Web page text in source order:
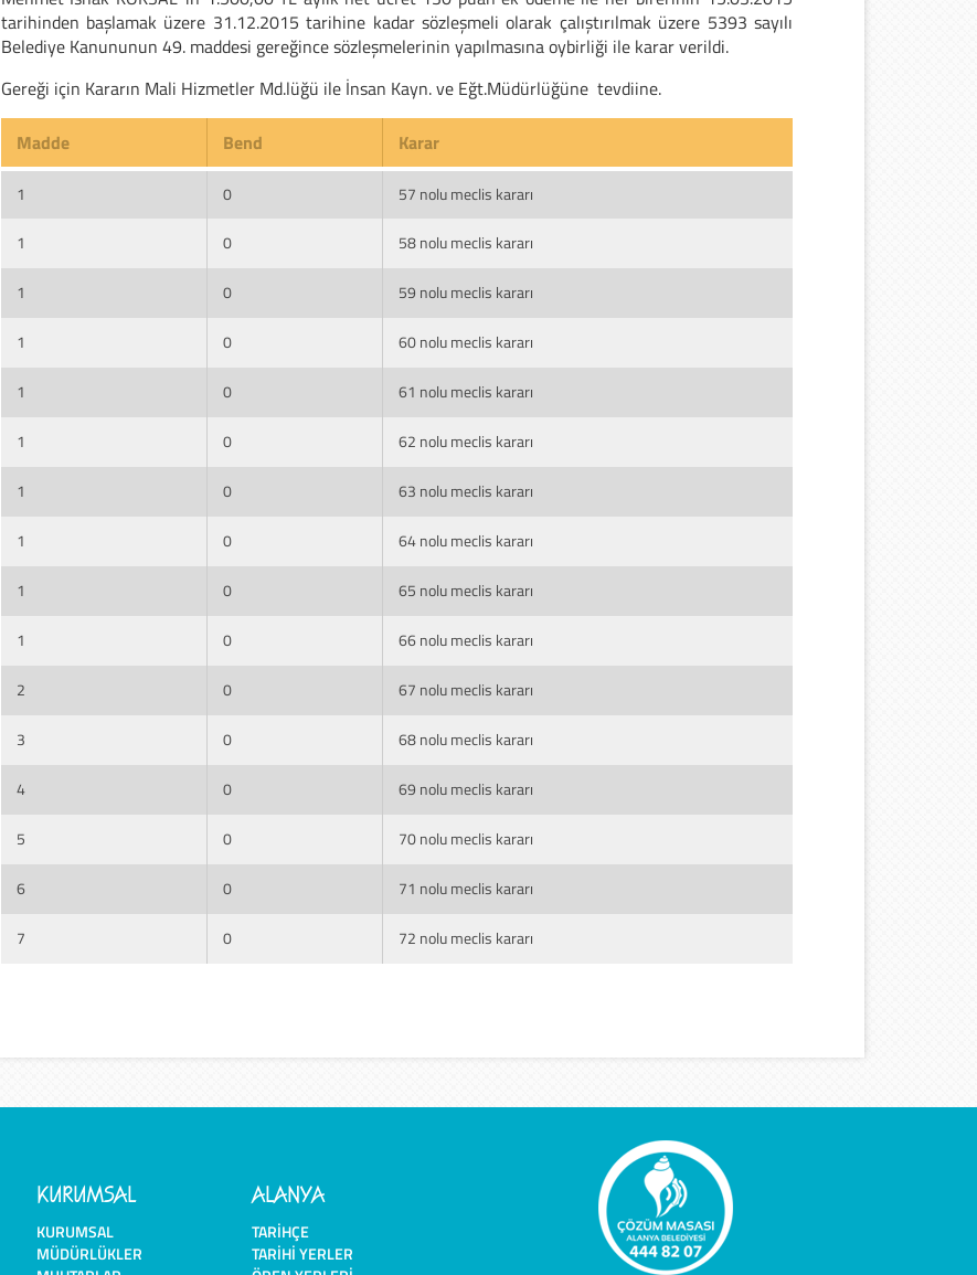
tarihinden başlamak üzere 31.12.2015 tarihine kadar sözleşmeli olarak çalıştırılmak üzere 5393 sayılı
Belediye Kanununun 49. maddesi gereğince sözleşmelerinin yapılmasına oybirliği ile karar verildi.
Gereği için Kararın Mali Hizmetler Md.lüğü ile İnsan Kayn. ve Eğt.Müdürlüğüne tevdiine.
Madde Bend Karar
1 0 57 nolu meclis kararı
1 0 58 nolu meclis kararı
1 0 59 nolu meclis kararı
1 0 60 nolu meclis kararı
1 0 61 nolu meclis kararı
1 0 62 nolu meclis kararı
1 0 63 nolu meclis kararı
1 0 64 nolu meclis kararı
1 0 65 nolu meclis kararı
1 0 66 nolu meclis kararı
2 0 67 nolu meclis kararı
3 0 68 nolu meclis kararı
4 0 69 nolu meclis kararı
5 0 70 nolu meclis kararı
6 0 71 nolu meclis kararı
7 0 72 nolu meclis kararı
KURUMSAL
KURUMSAL
MÜDÜRLÜKLER
ALANYA
TARIHÇE
TARIHI YERLER